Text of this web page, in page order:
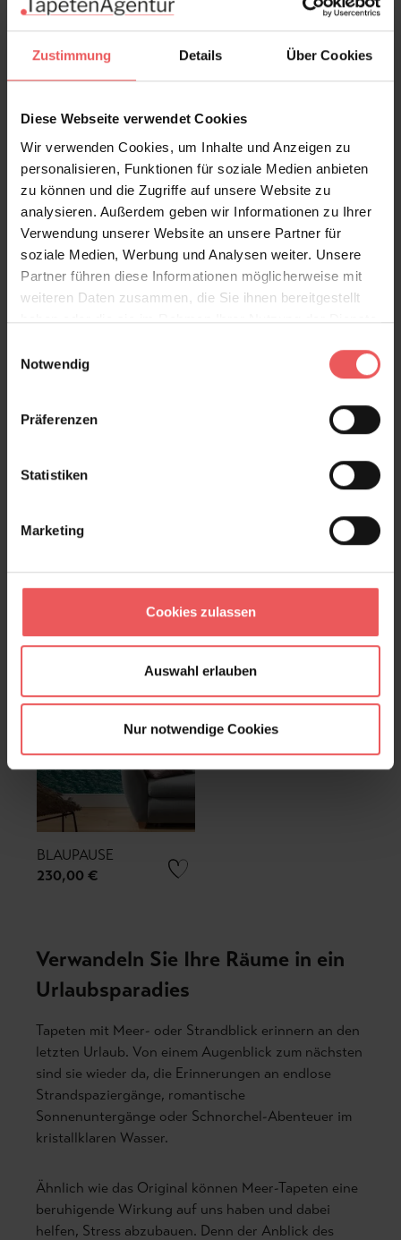
Zustimmung Details Über Cookies
Diese Webseite verwendet Cookies
Wir verwenden Cookies, um Inhalte und Anzeigen zu
personalisieren, Funktionen für soziale Medien anbieten
zu können und die Zugriffe auf unsere Website zu
analysieren. Außerdem geben wir Informationen zu Ihrer
Verwendung unserer Website an unsere Partner für
soziale Medien, Werbung und Analysen weiter. Unsere
Partner führen diese Informationen möglicherweise mit
weiteren Daten zusammen, die Sie ihnen bereitgestellt
haben oder die sie im Rahmen Ihrer Nutzung der Dienste
Notwendig
Präferenzen
Statistiken
Marketing
Cookies zulassen
Auswahl erlauben
Nur notwendige Cookies
Seahorse, col. 01
Surf, col.01
Malinda Dream,
146,89 €
BLAUPAUSE
230,00 €
Verwandeln Sie Ihre Räume in ein
Urlaubsparadies
Tapeten mit Meer- oder Strandblick erinnern an den
letzten Urlaub. Von einem Augenblick zum nächsten
sind sie wieder da, die Erinnerungen an endlose
Strandspaziergänge, romantische
Sonnenuntergänge oder Schnorchel-Abenteuer im
kristallklaren Wasser.
Ähnlich wie das Original können Meer-Tapeten eine
beruhigende Wirkung auf uns haben und dabei
helfen, Stress abzubauen. Denn der Anblick des